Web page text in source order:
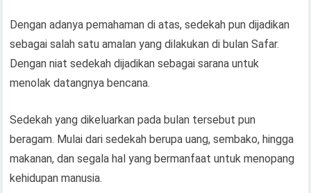
Dengan adanya pemahaman di atas, sedekah pun dijadikan
sebagai salah satu amalan yang dilakukan di bulan Safar.
Dengan niat sedekah dijadikan sebagai sarana untuk
menolak datangnya bencana.
Sedekah yang dikeluarkan pada bulan tersebut pun
beragam. Mulai dari sedekah berupa uang, sembako, hingga
makanan, dan segala hal yang bermanfaat untuk menopang
kehidupan manusia.